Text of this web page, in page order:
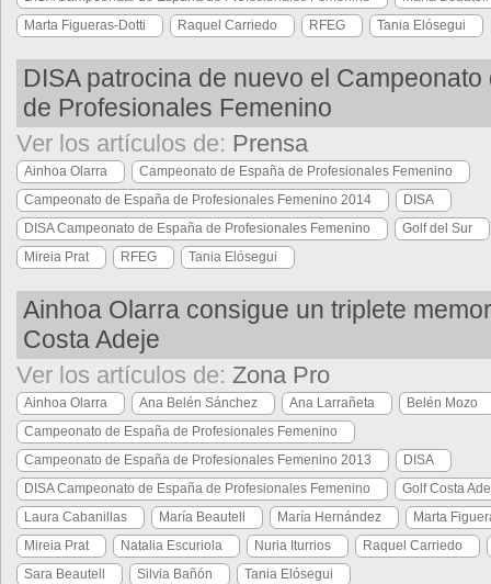
Marta Figueras-Dotti
Raquel Carriedo RFEG Tania Elósegui
DISA patrocina de nuevo el Campeonato
de Profesionales Femenino
Ver los artículos de: Prensa
Ainhoa Olarra
Campeonato de España de Profesionales Femenino
Campeonato de España de Profesionales Femenino 2014
DISA
DISA Campeonato de España de Profesionales Femenino
Golf del Sur
Mireia Prat
RFEG Tania Elósegui
Ainhoa Olarra consigue un triplete
Costa Adeje
Ver los artículos de: Zona Pro
Ainhoa Olarra Ana Belén Sánchez Ana Larrañeta
Belén Mozo
Campeonato de España de Profesionales Femenino
Campeonato de España de Profesionales Femenino 2013
DISA
DISA Campeonato de España de Profesionales Femenino
Golf Costa
Laura Cabanillas
María Beautell María Hernández
Marta
Mireia Prat
Natalia Escuriola Nuria Iturrios
Raquel Carriedo
Sara Beautell
Silvia Bañón Tania Elósegui